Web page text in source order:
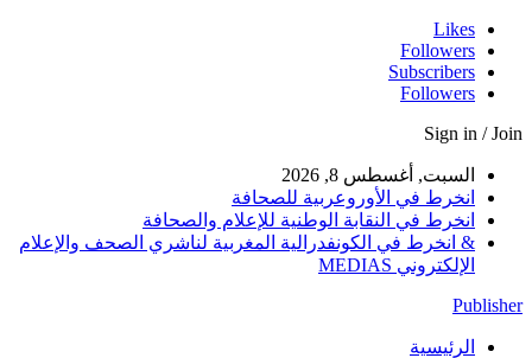
Likes
Followers
Subscribers
Followers
Sign in / Join
السبت, أغسطس 8, 2026
انخرط في الأوروعربية للصحافة
انخرط في النقابة الوطنية للإعلام والصحافة
& انخرط في الكونفدرالية المغربية لناشري الصحف والإعلام
الإلكتروني MEDIAS
Publisher
الرئيسية